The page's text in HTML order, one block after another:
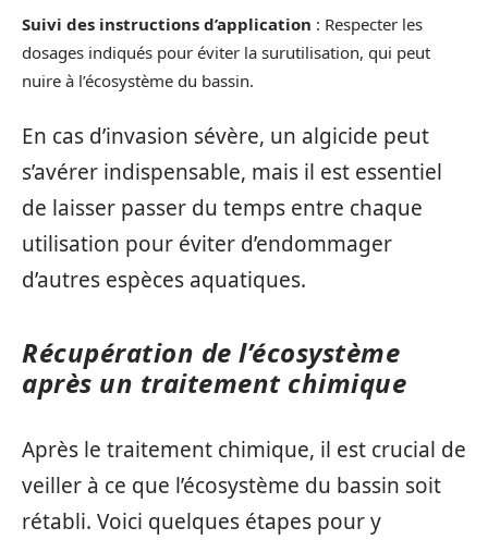
Suivi des instructions d’application : Respecter les
dosages indiqués pour éviter la surutilisation, qui peut
nuire à l’écosystème du bassin.
En cas d’invasion sévère, un algicide peut
s’avérer indispensable, mais il est essentiel
de laisser passer du temps entre chaque
utilisation pour éviter d’endommager
d’autres espèces aquatiques.
Récupération de l’écosystème
après un traitement chimique
Après le traitement chimique, il est crucial de
veiller à ce que l’écosystème du bassin soit
rétabli. Voici quelques étapes pour y